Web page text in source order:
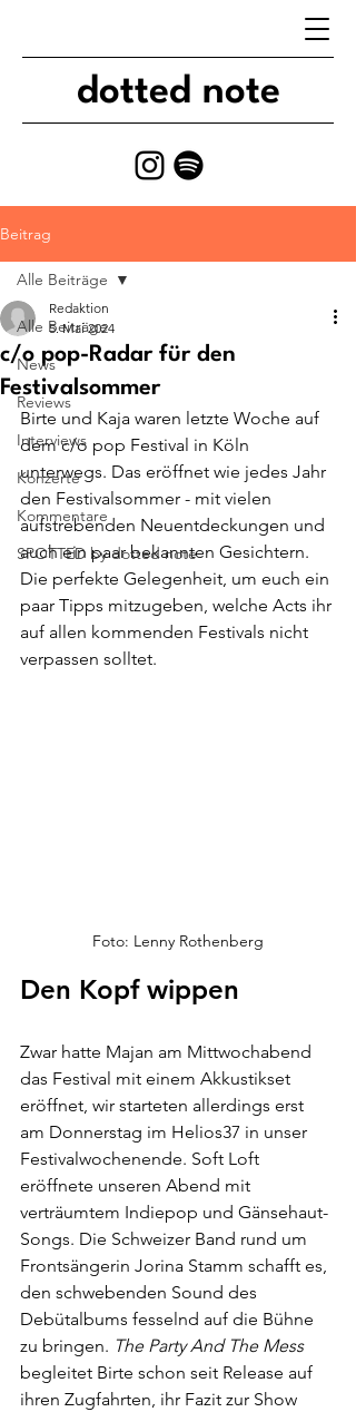
dotted note
Beitrag
Alle Beiträge
News
Reviews
Interviews
Konzerte
Kommentare
SPOTTED by dotted note
Alle Beiträge
c/o pop-Radar für den
Festivalsommer
Redaktion
5. Mai 2024
Birte und Kaja waren letzte Woche auf
dem c/o pop Festival in Köln
unterwegs. Das eröffnet wie jedes Jahr
den Festivalsommer - mit vielen
aufstrebenden Neuentdeckungen und
auch ein paar bekannten Gesichtern.
Die perfekte Gelegenheit, um euch ein
paar Tipps mitzugeben, welche Acts ihr
auf allen kommenden Festivals nicht
verpassen solltet.
Foto: Lenny Rothenberg
Den Kopf wippen
Zwar hatte Majan am Mittwochabend
das Festival mit einem Akkustikset
eröffnet, wir starteten allerdings erst
am Donnerstag im Helios37 in unser
Festivalwochenende. Soft Loft
eröffnete unseren Abend mit
verträumtem Indiepop und Gänsehaut-
Songs. Die Schweizer Band rund um
Frontsängerin Jorina Stamm schafft es,
den schwebenden Sound des
Debütalbums fesselnd auf die Bühne
zu bringen. The Party And The Mess
begleitet Birte schon seit Release auf
ihren Zugfahrten, ihr Fazit zur Show